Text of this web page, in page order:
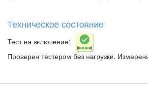
Техническое состояние
Тест на включение:
Проверен тестером без нагрузки.